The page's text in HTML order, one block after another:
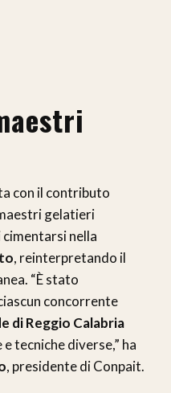
con il contributo
gelatieri
nella
, reinterpretando il
“È stato
concorrente
di Reggio Calabria
tecniche diverse,” ha
, presidente di Conpait.